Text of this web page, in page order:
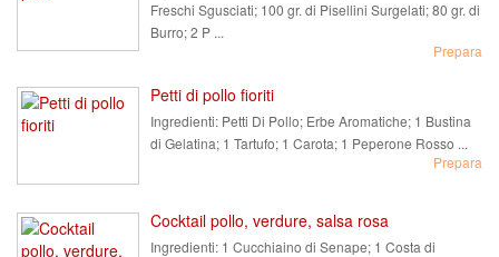
Freschi Sgusciati; 100 gr. di Pisellini Surgelati; 80 gr. di
Burro; 2 P ...
Prepara
Petti di pollo fioriti
Ingredienti: Petti Di Pollo; Erbe Aromatiche; 1 Bustina
di Gelatina; 1 Tartufo; 1 Carota; 1 Peperone Rosso ...
Prepara
Cocktail pollo, verdure, salsa rosa
Ingredienti: 1 Cucchiaino di Senape; 1 Costa di